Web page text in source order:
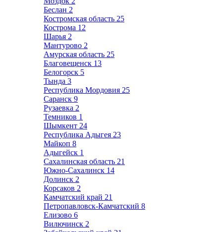
Беслан 2
Костромская область 25
Кострома 12
Шарья 2
Мантурово 2
Амурская область 25
Благовещенск 13
Белогорск 5
Тында 3
Республика Мордовия 25
Саранск 9
Рузаевка 2
Темников 1
Шымкент 24
Республика Адыгея 23
Майкоп 8
Адыгейск 1
Сахалинская область 21
Южно-Сахалинск 14
Долинск 2
Корсаков 2
Камчатский край 21
Петропавловск-Камчатский 8
Елизово 6
Вилючинск 2